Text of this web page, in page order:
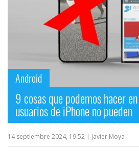
Android
9 cosas que podemos hacer
usuarios de iPhone no pueden
14 septiembre 2024, 19:52 | Javier Moya